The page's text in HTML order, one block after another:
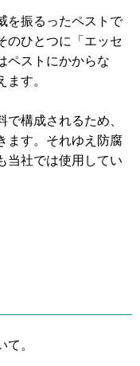
を振るったペストで
のひとつに「エッセ
ペストにかからな
す。
構成されるため、
ます。それゆえ防腐
当社では使用してい
。